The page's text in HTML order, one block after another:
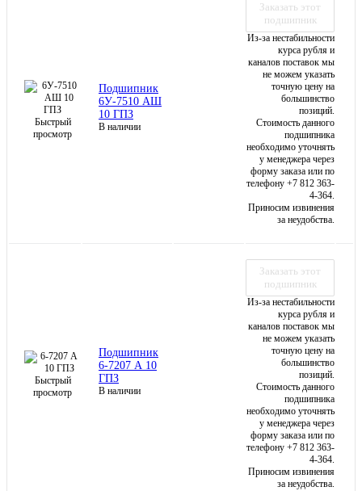
Быстрый
просмотр
Подшипник
6У-7510 АШ
10 ГПЗ
В наличии
Заказать этот
подшипник
Из-за нестабильности
курса рубля и
каналов поставок мы
не можем указать
точную цену на
большинство
позиций.
Стоимость данного
подшипника
необходимо уточнять
у менеджера через
форму заказа или по
телефону +7 812 363-
4-364.
Приносим извинения
за неудобства.
Быстрый
просмотр
Подшипник
6-7207 А 10
ГПЗ
В наличии
Заказать этот
подшипник
Из-за нестабильности
курса рубля и
каналов поставок мы
не можем указать
точную цену на
большинство
позиций.
Стоимость данного
подшипника
необходимо уточнять
у менеджера через
форму заказа или по
телефону +7 812 363-
4-364.
Приносим извинения
за неудобства.